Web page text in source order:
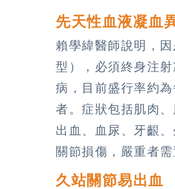
先天性血液凝血
賴學緯醫師說明，
型），必須終身注
病，目前盛行率約
者。症狀包括肌肉
出血、血尿、牙齦
關節損傷，嚴重者
久站關節易出血